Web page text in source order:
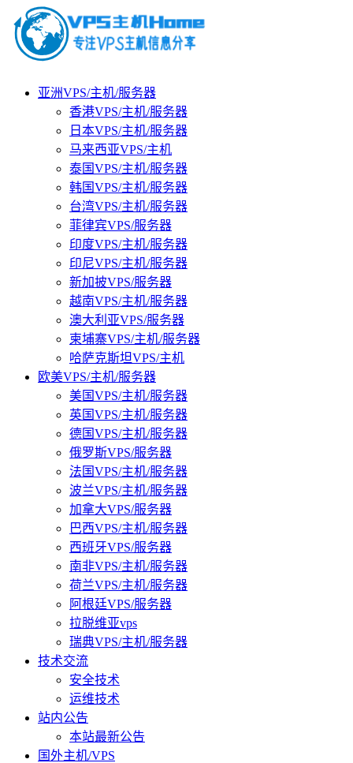
亚洲VPS/主机/服务器
香港VPS/主机/服务器
日本VPS/主机/服务器
马来西亚VPS/主机
泰国VPS/主机/服务器
韩国VPS/主机/服务器
台湾VPS/主机/服务器
菲律宾VPS/服务器
印度VPS/主机/服务器
印尼VPS/主机/服务器
新加披VPS/服务器
越南VPS/主机/服务器
澳大利亚VPS/服务器
柬埔寨VPS/主机/服务器
哈萨克斯坦VPS/主机
欧美VPS/主机/服务器
美国VPS/主机/服务器
英国VPS/主机/服务器
德国VPS/主机/服务器
俄罗斯VPS/服务器
法国VPS/主机/服务器
波兰VPS/主机/服务器
加拿大VPS/服务器
巴西VPS/主机/服务器
西班牙VPS/服务器
南非VPS/主机/服务器
荷兰VPS/主机/服务器
阿根廷VPS/服务器
拉脱维亚vps
瑞典VPS/主机/服务器
技术交流
安全技术
运维技术
站内公告
本站最新公告
国外主机/VPS